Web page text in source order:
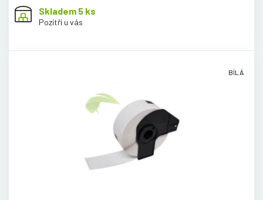
Skladem 5 ks
Pozítří u vás
BÍLÁ